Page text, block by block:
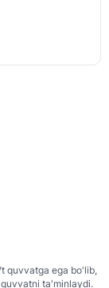
quvvatga ega bo'lib,
ta'minlaydi.